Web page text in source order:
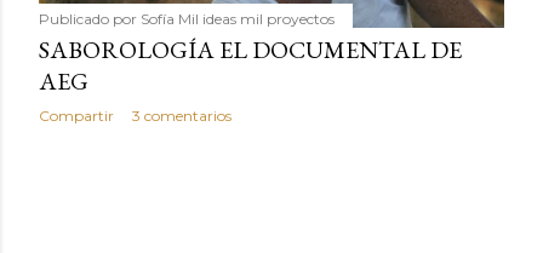
Publicado por Sofía Mil ideas mil proyectos
SABOROLOGÍA EL DOCUMENTAL DE
AEG
Compartir 3 comentarios